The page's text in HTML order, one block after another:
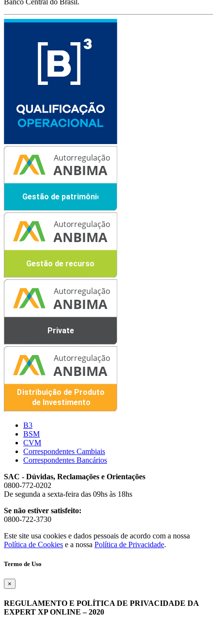
B3
BSM
CVM
Correspondentes Cambiais
Correspondentes Bancários
SAC - Dúvidas, Reclamações e Orientações
0800-772-0202
De segunda a sexta-feira das 09hs às 18hs
Se não estiver satisfeito:
0800-722-3730
Este site usa cookies e dados pessoais de acordo com a nossa
Política de Cookies e a nossa Política de Privacidade.
Termo de Uso
×
REGULAMENTO E POLÍTICA DE PRIVACIDADE DA
EXPERT XP ONLINE – 2020